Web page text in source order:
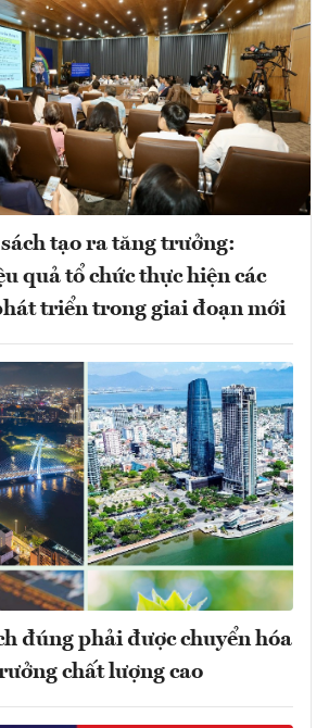
tạo ra tăng trưởng:
quả tổ chức thực hiện các
triển trong giai đoạn mới
đúng phải được chuyển hóa
chất lượng cao